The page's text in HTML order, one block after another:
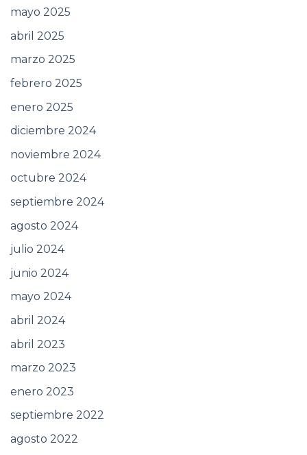
mayo 2025
abril 2025
marzo 2025
febrero 2025
enero 2025
diciembre 2024
noviembre 2024
octubre 2024
septiembre 2024
agosto 2024
julio 2024
junio 2024
mayo 2024
abril 2024
abril 2023
marzo 2023
enero 2023
septiembre 2022
agosto 2022